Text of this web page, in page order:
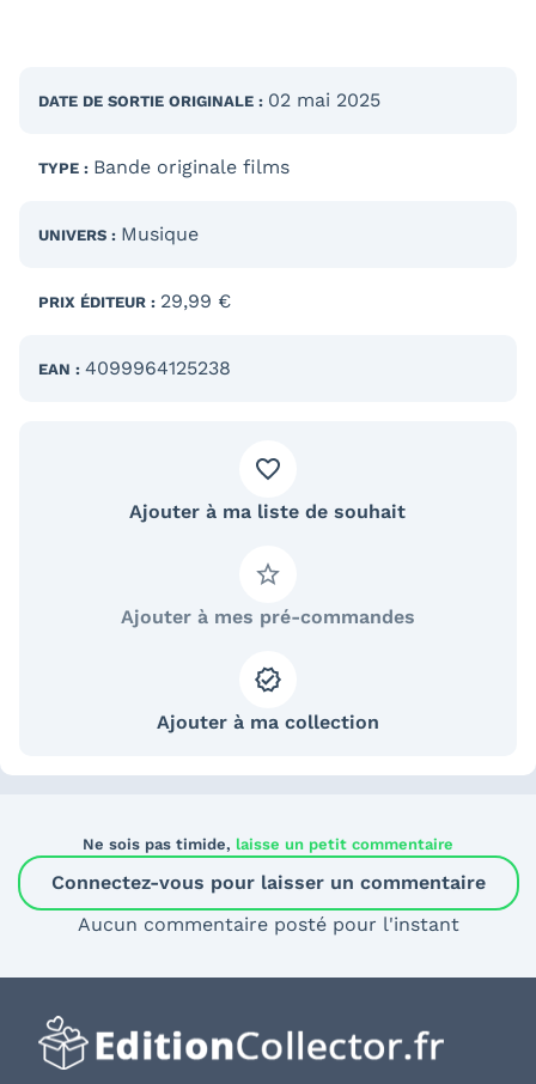
DATE DE SORTIE ORIGINALE : 02 mai 2025
TYPE : Bande originale films
UNIVERS : Musique
PRIX ÉDITEUR : 29,99 €
EAN : 4099964125238
Ajouter à ma liste de souhait
Ajouter à mes pré-commandes
Ajouter à ma collection
Ne sois pas timide, laisse un petit commentaire
Connectez-vous pour laisser un commentaire
Aucun commentaire posté pour l'instant